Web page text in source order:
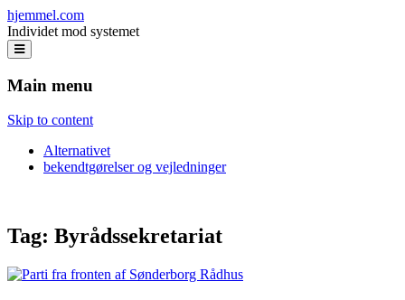
hjemmel.com
Individet mod systemet
Main menu
Skip to content
Alternativet
bekendtgørelser og vejledninger
Tag: Byrådssekretariat